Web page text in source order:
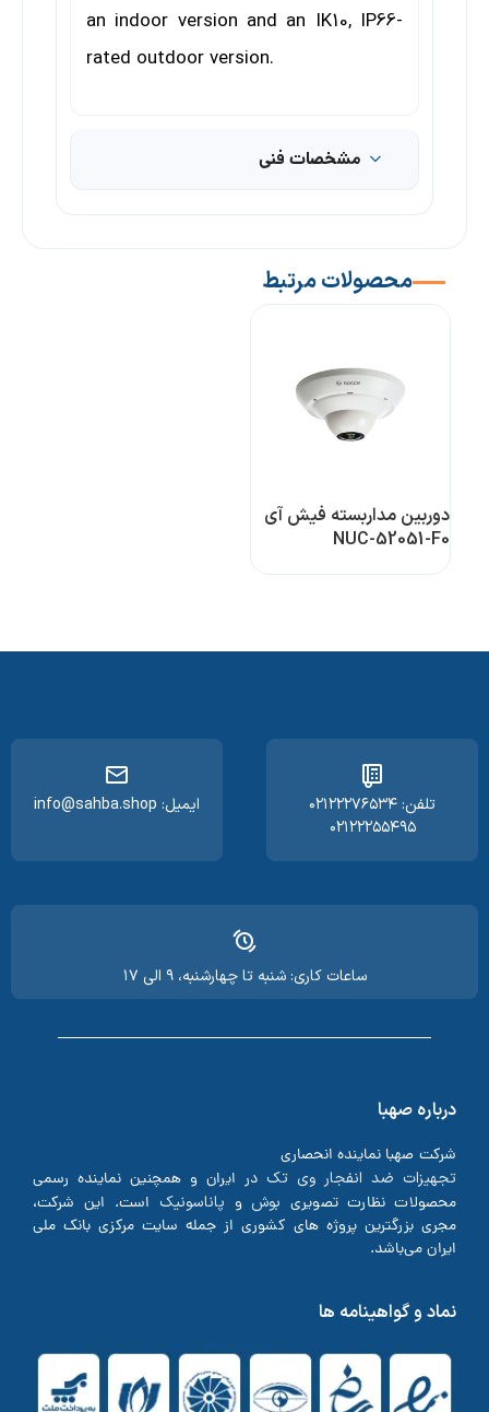
an indoor version and an IK10, IP66-
rated outdoor version.
مشخصات فنی
محصولات مرتبط
دوربین مداربسته فیش آی
NUC-52051-F0
تلفن: ۰۲۱۲۲۲۷۶۵۳۴
۰۲۱۲۲۲۵۵۴۹۵
ایمیل: info@sahba.shop
ساعات کاری: شنبه تا چهارشنبه، ۹ الی ۱۷
درباره صهبا
شرکت صهبا نماینده انحصاری
تجهیزات ضد انفجار وی تک در ایران و همچنین نماینده رسمی
محصولات نظارت تصویری بوش و پاناسونیک است. این شرکت،
مجری بزرگترین پروژه های کشوری از جمله سایت مرکزی بانک ملی
ایران می‌باشد.
نماد و گواهینامه ها